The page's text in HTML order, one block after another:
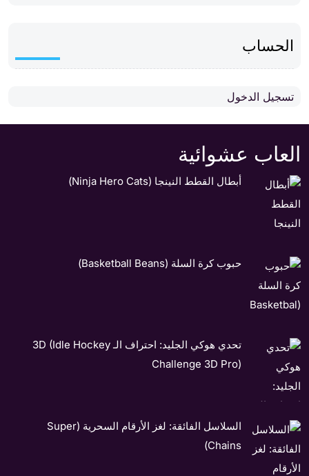
الحساب
تسجيل الدخول
العاب عشوائية
أبطال القطط النينجا (Ninja Hero Cats)
حبوب كرة السلة (Basketball Beans)
تحدي هوكي الجليد: احتراف الـ 3D (Idle Hockey
Challenge 3D Pro)
السلاسل الفائقة: لغز الأرقام السحرية (Super
Chains)